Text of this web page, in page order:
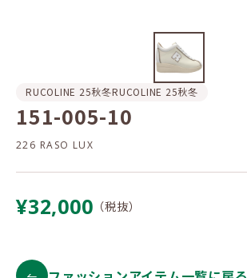
RUCOLINE 25秋冬RUCOLINE 25秋冬
151-005-10
226 RASO LUX
¥32,000 （税抜）